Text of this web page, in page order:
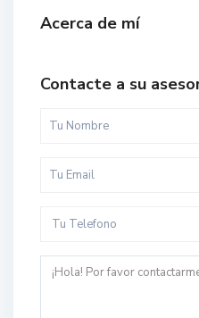
Acerca de mí
Contacte a su